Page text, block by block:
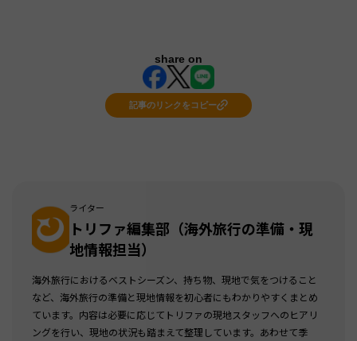
share on
記事のリンクをコピー
ライター
トリファ編集部（海外旅行の準備・現
地情報担当）
海外旅行におけるベストシーズン、持ち物、現地で気をつけること
など、海外旅行の準備と現地情報を初心者にもわかりやすくまとめ
ています。内容は必要に応じてトリファの現地スタッフへのヒアリ
ングを行い、現地の状況も踏まえて整理しています。あわせて季